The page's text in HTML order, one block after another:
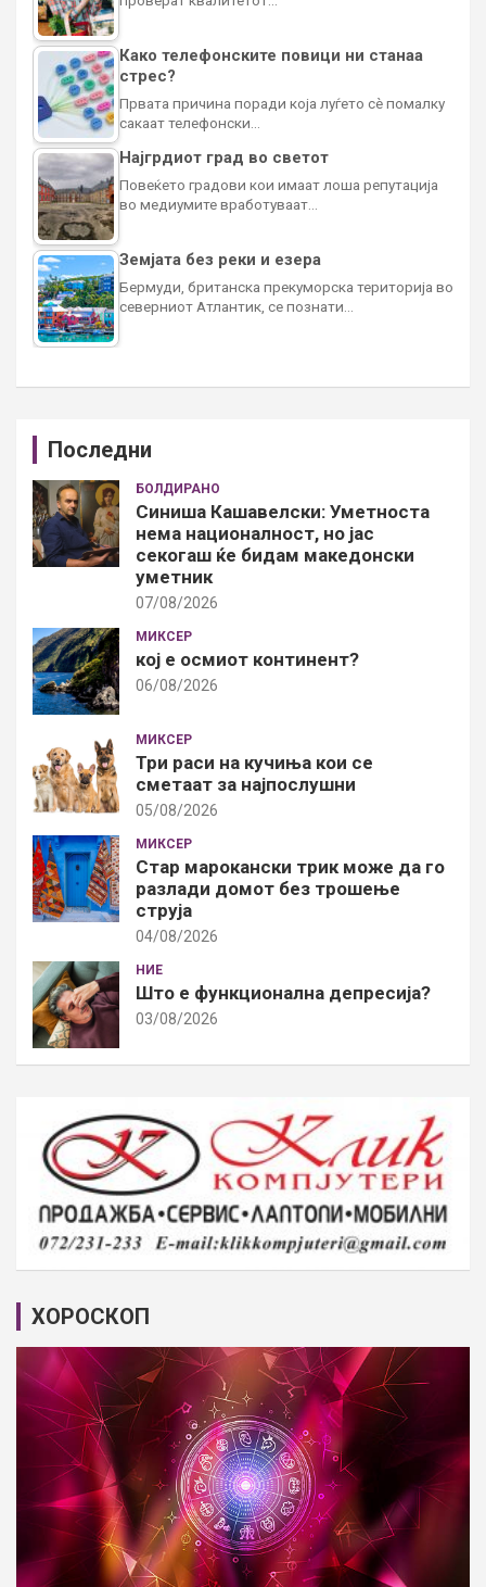
Како телефонските повици ни станаа
стрес?
Првата причина поради која луѓето сè помалку
сакаат телефонски…
Најгрдиот град во светот
Повеќето градови кои имаат лоша репутација
во медиумите вработуваат…
Земјата без реки и езера
Бермуди, британска прекуморска територија во
северниот Атлантик, се познати…
Последни
БОЛДИРАНО
Синиша Кашавелски: Уметноста
нема националност, но јас
секогаш ќе бидам македонски
уметник
07/08/2026
МИКСЕР
кој е осмиот континент?
06/08/2026
МИКСЕР
Три раси на кучиња кои се
сметаат за најпослушни
05/08/2026
МИКСЕР
Стар марокански трик може да го
разлади домот без трошење
струја
04/08/2026
НИЕ
Што е функционална депресија?
03/08/2026
ХОРОСКОП